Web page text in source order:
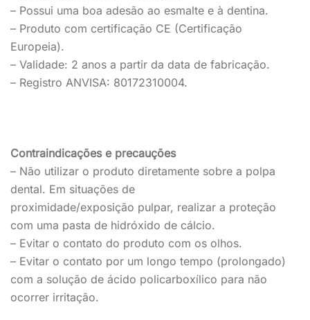
– Possui uma boa adesão ao esmalte e à dentina.
– Produto com certificação CE (Certificação
Europeia).
– Validade: 2 anos a partir da data de fabricação.
– Registro ANVISA: 80172310004.
Contraindicações e precauções
– Não utilizar o produto diretamente sobre a polpa
dental. Em situações de
proximidade/exposição pulpar, realizar a proteção
com uma pasta de hidróxido de cálcio.
– Evitar o contato do produto com os olhos.
– Evitar o contato por um longo tempo (prolongado)
com a solução de ácido policarboxílico para não
ocorrer irritação.